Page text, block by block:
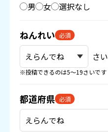
男 女 選択なし
ねんれい 必須
さい
※投稿できるのは5〜19さいです
都道府県 必須